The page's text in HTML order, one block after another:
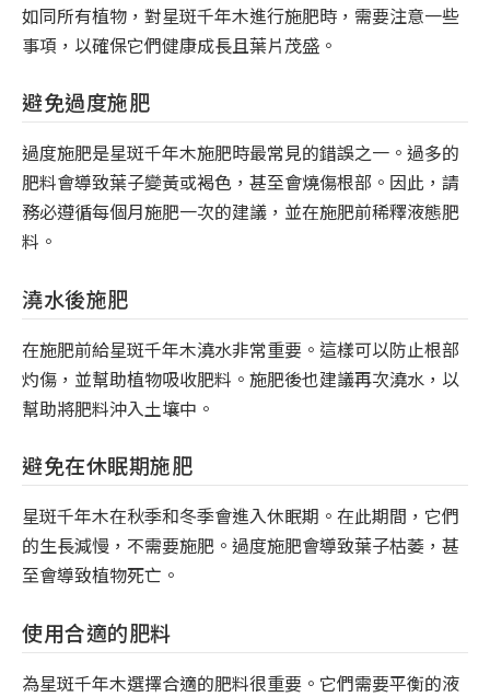
如同所有植物，對星斑千年木進行施肥時，需要注意一些
事項，以確保它們健康成長且葉片茂盛。
避免過度施肥
過度施肥是星斑千年木施肥時最常見的錯誤之一。過多的
肥料會導致葉子變黃或褐色，甚至會燒傷根部。因此，請
務必遵循每個月施肥一次的建議，並在施肥前稀釋液態肥
料。
澆水後施肥
在施肥前給星斑千年木澆水非常重要。這樣可以防止根部
灼傷，並幫助植物吸收肥料。施肥後也建議再次澆水，以
幫助將肥料沖入土壤中。
避免在休眠期施肥
星斑千年木在秋季和冬季會進入休眠期。在此期間，它們
的生長減慢，不需要施肥。過度施肥會導致葉子枯萎，甚
至會導致植物死亡。
使用合適的肥料
為星斑千年木選擇合適的肥料很重要。它們需要平衡的液